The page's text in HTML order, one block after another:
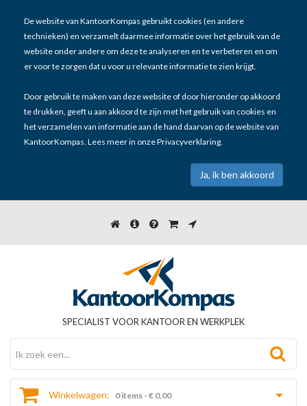
De website van KantoorKompas gebruikt cookies (en andere
technieken) en verzamelt daarmee informatie over het gebruik van de
website onder andere om deze te analyseren en te verbeteren en om
er voor te zorgen dat u voor u relevante informatie te zien krijgt.
Door gebruik te maken van deze website of door hieronder op akkoord
te drukken, geeft u aan akkoord te zijn met het gebruik van cookies en
het verzamelen van informatie aan de hand daarvan op de website van
KantoorKompas. Lees meer in onzePrivacyverklaring.
SPECIALIST VOOR KANTOOR EN WERKPLEK
Winkelwagen: 0 items - € 0,00